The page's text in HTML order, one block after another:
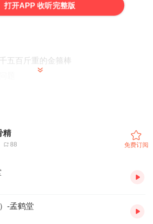
打开APP 收听完整版
五百斤重的金箍棒
克风
遇到了大问题
然我不懂说唱，但俺有火眼金睛！他们
咒吧，我靠嘴巴吃饭的人，制作人一句
精
88 免费订阅
-孟鹤堂